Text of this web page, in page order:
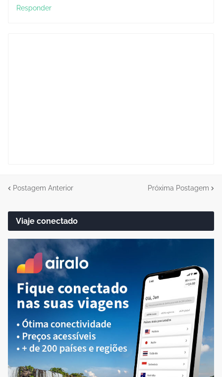
Responder
Postagem Anterior Próxima Postagem
Viaje conectado